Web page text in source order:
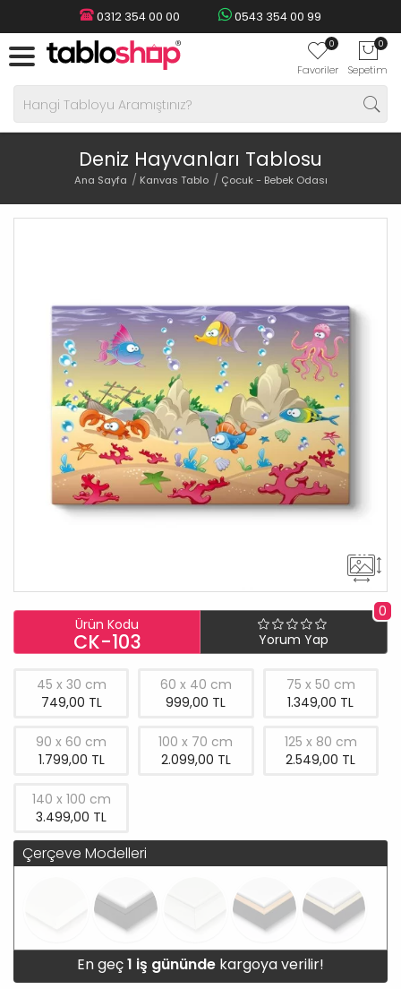
0312 354 00 00 0543 354 00 99
0
Favoriler
0
Sepetim
Deniz Hayvanları Tablosu
Ana Sayfa Kanvas Tablo Çocuk - Bebek Odası
Ürün Kodu
CK-103
0
Yorum Yap
45 x 30 cm
749,00 TL
60 x 40 cm
999,00 TL
75 x 50 cm
1.349,00 TL
90 x 60 cm
1.799,00 TL
100 x 70 cm
2.099,00 TL
125 x 80 cm
2.549,00 TL
140 x 100 cm
3.499,00 TL
Çerçeve Modelleri
En geç1 iş gününde kargoya verilir!